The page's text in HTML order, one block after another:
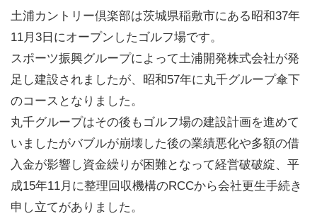
土浦カントリー倶楽部は茨城県稲敷市にある昭和37年
11月3日にオープンしたゴルフ場です。
スポーツ振興グループによって土浦開発株式会社が発
足し建設されましたが、昭和57年に丸千グループ傘下
のコースとなりました。
丸千グループはその後もゴルフ場の建設計画を進めて
いましたがバブルが崩壊した後の業績悪化や多額の借
入金が影響し資金繰りが困難となって経営破破綻、平
成15年11月に整理回収機構のRCCから会社更生手続き
申し立てがありました。